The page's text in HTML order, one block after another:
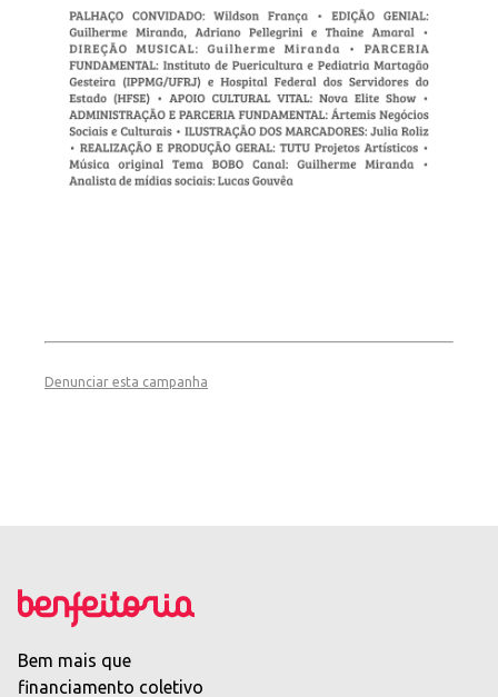
Denunciar esta campanha
Bem mais que
financiamento coletivo